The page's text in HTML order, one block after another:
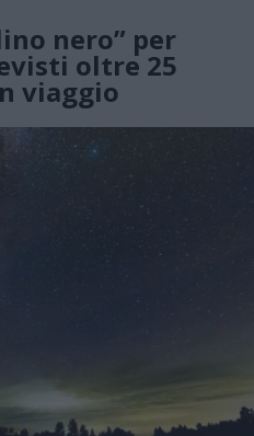
nero” per
oltre 25
viaggio